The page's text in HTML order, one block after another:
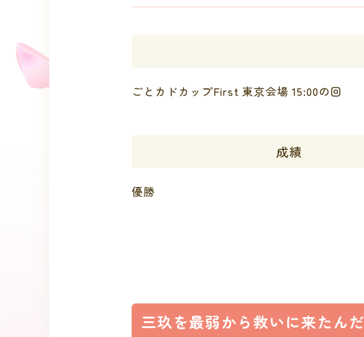
ごとカドカップFirst 東京会場 15:00の回
成績
優勝
三玖を最弱から救いに来たんだ